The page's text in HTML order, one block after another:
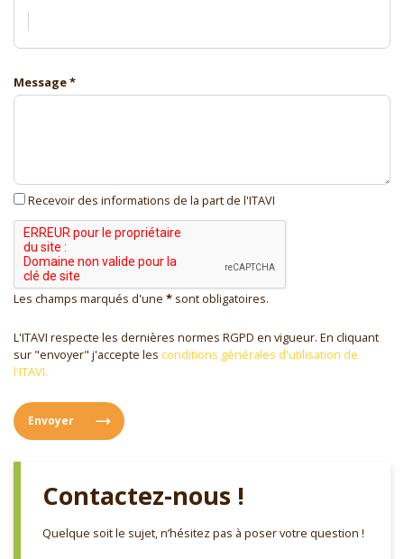
Message *
Recevoir des informations de la part de l'ITAVI
Les champs marqués d'une * sont obligatoires.
L'ITAVI respecte les dernières normes RGPD en vigueur. En cliquant
sur "envoyer" j'accepte les conditions générales d'utilisation de
l'ITAVI.
Envoyer
Contactez-nous !
Quelque soit le sujet, n’hésitez pas à poser votre question !